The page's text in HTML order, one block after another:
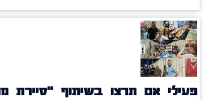
פעילי אם תרצו בשיתוף "סיירת